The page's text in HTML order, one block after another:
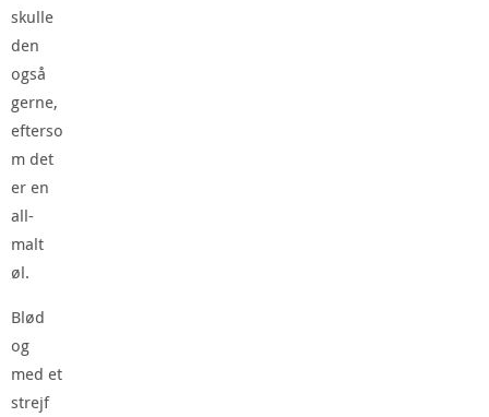
skulle
den
også
gerne,
efterso
m det
er en
all-
malt
øl.
Blød
og
med et
strejf